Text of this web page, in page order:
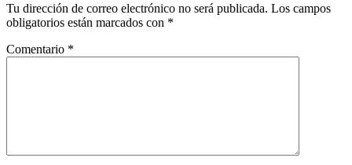
Tu dirección de correo electrónico no será publicada. Los campos
obligatorios están marcados con *
Comentario *